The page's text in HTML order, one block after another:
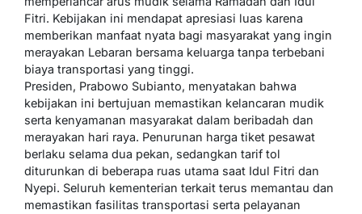
Fitri. Kebijakan ini mendapat apresiasi luas karena
memberikan manfaat nyata bagi masyarakat yang ingin
merayakan Lebaran bersama keluarga tanpa terbebani
biaya transportasi yang tinggi.
Presiden, Prabowo Subianto, menyatakan bahwa
kebijakan ini bertujuan memastikan kelancaran mudik
serta kenyamanan masyarakat dalam beribadah dan
merayakan hari raya. Penurunan harga tiket pesawat
berlaku selama dua pekan, sedangkan tarif tol
diturunkan di beberapa ruas utama saat Idul Fitri dan
Nyepi. Seluruh kementerian terkait terus memantau dan
memastikan fasilitas transportasi serta pelayanan